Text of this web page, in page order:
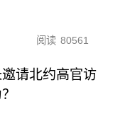
阅读 80561
请北约高官访